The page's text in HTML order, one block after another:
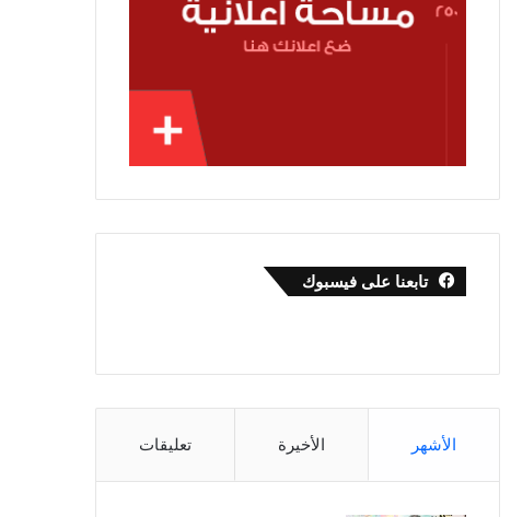
تابعنا على فيسبوك
الأشهر الأخيرة تعليقات